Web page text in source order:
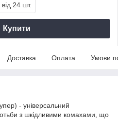
від 24 шт.
Купити
Доставка Оплата Умови
- універсальний
з шкідливими комахами, що